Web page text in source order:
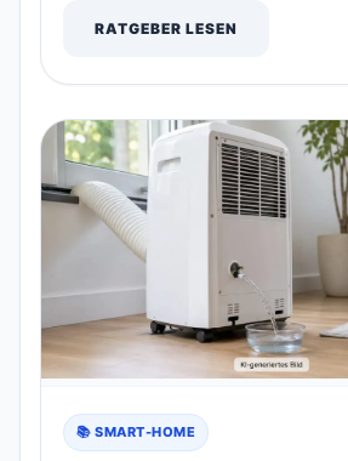
RATGEBER LESEN
📚 SMART-HOME